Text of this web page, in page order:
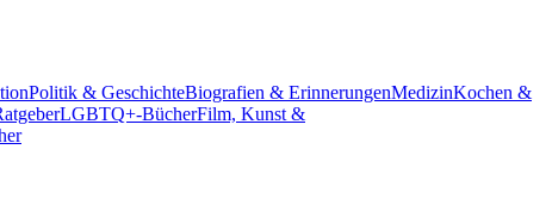
Politik & GeschichteBiografien & ErinnerungenMedizinKochen &
LGBTQ+-BücherFilm, Kunst &